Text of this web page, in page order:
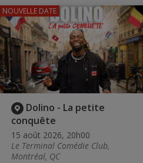
Dolino - La petite
conquête
15 août 2026, 20h00
Le Terminal Comédie Club,
Montréal, QC
NOUVELLE DATE